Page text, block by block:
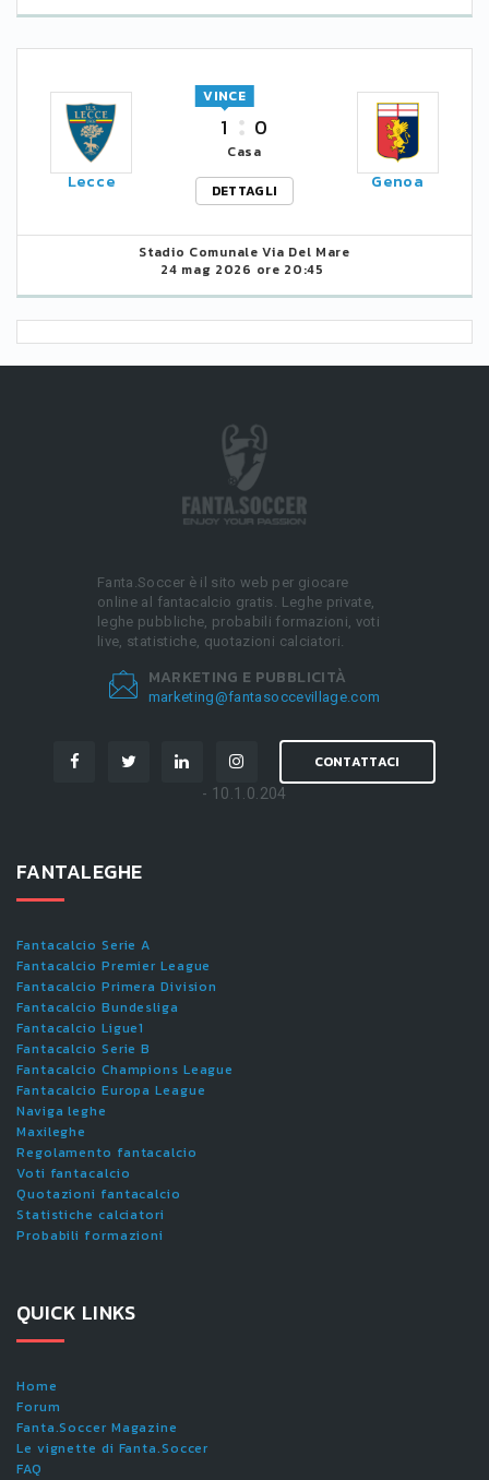
Lecce
1
VINCE
0
Casa
DETTAGLI
Genoa
Stadio Comunale Via Del Mare
24 mag 2026 ore 20:45
Fanta.Soccer è il sito web per giocare
online al fantacalcio gratis. Leghe private,
leghe pubbliche, probabili formazioni, voti
live, statistiche, quotazioni calciatori.
MARKETING E PUBBLICITÀ
marketing@fantasoccevillage.com
CONTATTACI
- 10.1.0.204
FANTALEGHE
Fantacalcio Serie A
Fantacalcio Premier League
Fantacalcio Primera Division
Fantacalcio Bundesliga
Fantacalcio Ligue1
Fantacalcio Serie B
Fantacalcio Champions League
Fantacalcio Europa League
Naviga leghe
Maxileghe
Regolamento fantacalcio
Voti fantacalcio
Quotazioni fantacalcio
Statistiche calciatori
Probabili formazioni
QUICK LINKS
Home
Forum
Fanta.Soccer Magazine
Le vignette di Fanta.Soccer
FAQ